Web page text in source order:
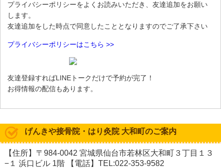
プライバシーポリシーをよくお読みいただき、友達追加をお願い
します。
友達追加をした時点で同意したこととなりますのでご了承下さい
プライバシーポリシーはこちら >>
友達登録すればLINEトークだけで予約が完了！
お得情報の配信もあります。
げんきや接骨院・はり灸院 大和町のご案内
【住所】〒984-0042 宮城県仙台市若林区大和町３丁目１３
−１ 浜口ビル 1階 【電話】TEL:022-353-9582